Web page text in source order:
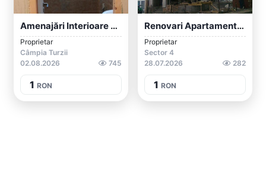
Amenajări Interioare Gresie Faianță Parc...
Proprietar
Câmpia Turzii
02.08.2026
745
1 RON
Renovari Apartamente, Case La Cheie/Plat...
Proprietar
Sector 4
28.07.2026
282
1 RON